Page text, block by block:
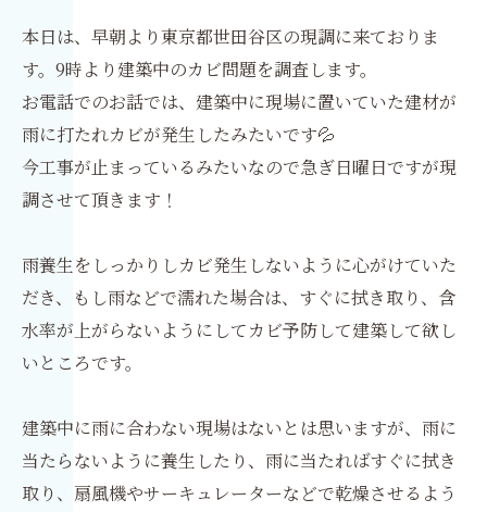
本日は、早朝より東京都世田谷区の現調に来ておりま
す。9時より建築中のカビ問題を調査します。
お電話でのお話では、建築中に現場に置いていた建材が
雨に打たれカビが発生したみたいです💦
今工事が止まっているみたいなので急ぎ日曜日ですが現
調させて頂きます！
雨養生をしっかりしカビ発生しないように心がけていた
だき、もし雨などで濡れた場合は、すぐに拭き取り、含
水率が上がらないようにしてカビ予防して建築して欲し
いところです。
建築中に雨に合わない現場はないとは思いますが、雨に
当たらないように養生したり、雨に当たればすぐに拭き
取り、扇風機やサーキュレーターなどで乾燥させるよう